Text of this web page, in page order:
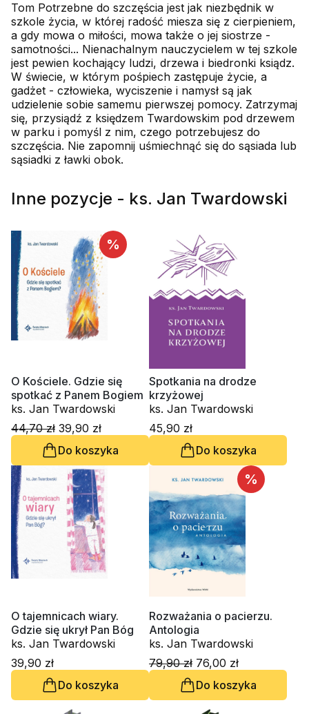
Tom Potrzebne do szczęścia jest jak niezbędnik w
szkole życia, w której radość miesza się z cierpieniem,
a gdy mowa o miłości, mowa także o jej siostrze -
samotności... Nienachalnym nauczycielem w tej szkole
jest pewien kochający ludzi, drzewa i biedronki ksiądz.
W świecie, w którym pośpiech zastępuje życie, a
gadżet - człowieka, wyciszenie i namysł są jak
udzielenie sobie samemu pierwszej pomocy. Zatrzymaj
się, przysiądź z księdzem Twardowskim pod drzewem
w parku i pomyśl z nim, czego potrzebujesz do
szczęścia. Nie zapomnij uśmiechnąć się do sąsiada lub
sąsiadki z ławki obok.
Inne pozycje - ks. Jan Twardowski
%
O Kościele. Gdzie się
spotkać z Panem Bogiem
ks. Jan Twardowski
44,70 zł 39,90 zł
Do koszyka
Spotkania na drodze
krzyżowej
ks. Jan Twardowski
45,90 zł
Do koszyka
O tajemnicach wiary.
Gdzie się ukrył Pan Bóg
ks. Jan Twardowski
39,90 zł
Do koszyka
%
Rozważania o pacierzu.
Antologia
ks. Jan Twardowski
79,90 zł 76,00 zł
Do koszyka